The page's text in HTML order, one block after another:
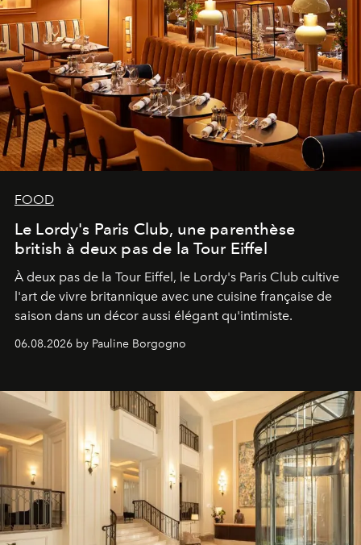
FOOD
Le Lordy's Paris Club, une parenthèse
british à deux pas de la Tour Eiffel
À deux pas de la Tour Eiffel, le Lordy's Paris Club cultive
l'art de vivre britannique avec une cuisine française de
saison dans un décor aussi élégant qu'intimiste.
06.08.2026 by Pauline Borgogno